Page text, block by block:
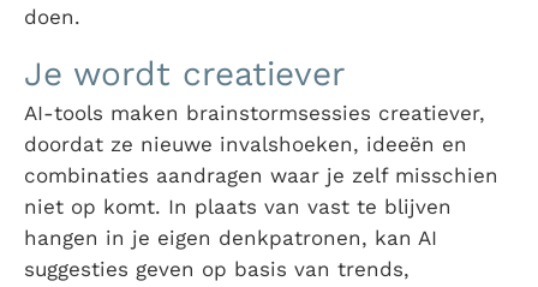
doen.
Je wordt creatiever
AI-tools maken brainstormsessies creatiever,
doordat ze nieuwe invalshoeken, ideeën en
combinaties aandragen waar je zelf misschien
niet op komt. In plaats van vast te blijven
hangen in je eigen denkpatronen, kan AI
suggesties geven op basis van trends,